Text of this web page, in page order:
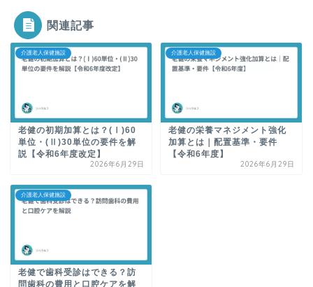
関連記事
介護老人保健施設
老健の初期加算とは？(Ⅰ)60
単位・(Ⅱ)30単位の要件を解
説【令和6年度改定】
2026年6月29日
介護老人保健施設
老健の栄養マネジメント強化
加算とは｜配置基準・要件
【令和6年度】
2026年6月29日
介護老人保健施設
老健で歯科受診はできる？訪
問歯科の費用と口腔ケアを解